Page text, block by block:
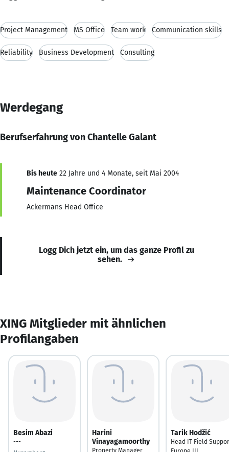
Project Management MS Office Team work Communication skills
Reliability Business Development Consulting
Werdegang
Berufserfahrung von Chantelle Galant
Bis heute 22 Jahre und 4 Monate, seit Mai 2004
Maintenance Coordinator
Ackermans Head Office
Logg Dich jetzt ein, um das ganze Profil zu
sehen.
XING Mitglieder mit ähnlichen
Profilangaben
Besim Abazi
---
Harini
Vinayagamoorthy
Property Manager
Tarik Hodžić
Head IT Field